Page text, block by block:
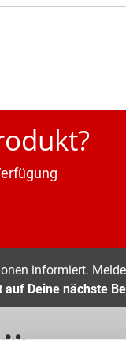
informiert.
auf Deine nächste